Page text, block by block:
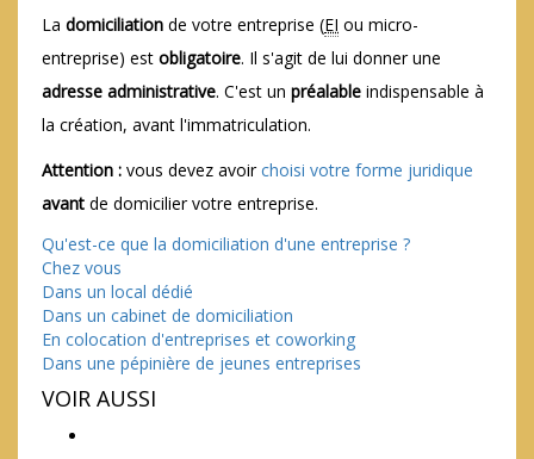
La domiciliation de votre entreprise (EI ou micro-
entreprise) est obligatoire. Il s'agit de lui donner une
adresse administrative. C'est un préalable indispensable à
la création, avant l'immatriculation.
Attention : vous devez avoirchoisi votre forme juridique
avant de domicilier votre entreprise.
Qu'est-ce que la domiciliation d'une entreprise ?
Chez vous
Dans un local dédié
Dans un cabinet de domiciliation
En colocation d'entreprises et coworking
Dans une pépinière de jeunes entreprises
VOIR AUSSI